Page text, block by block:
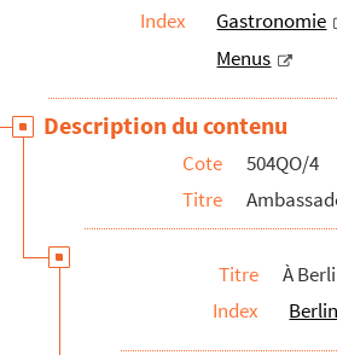
Index
Gastronomie
Menus
Description du contenu
Cote
504QO/4
Titre
Titre
À
Index